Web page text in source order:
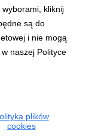
kliknij
są do
i nie mogą
naszej Polityce
plików
cookies